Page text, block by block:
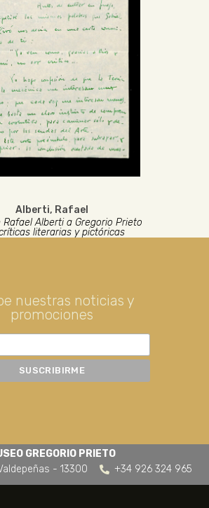
Alberti, Rafael
Rafael Alberti a Gregorio Prieto
literarias y pictóricas
nuestras noticias y
promociones
GREGORIO PRIETO
- 13300
+34 926 324 965